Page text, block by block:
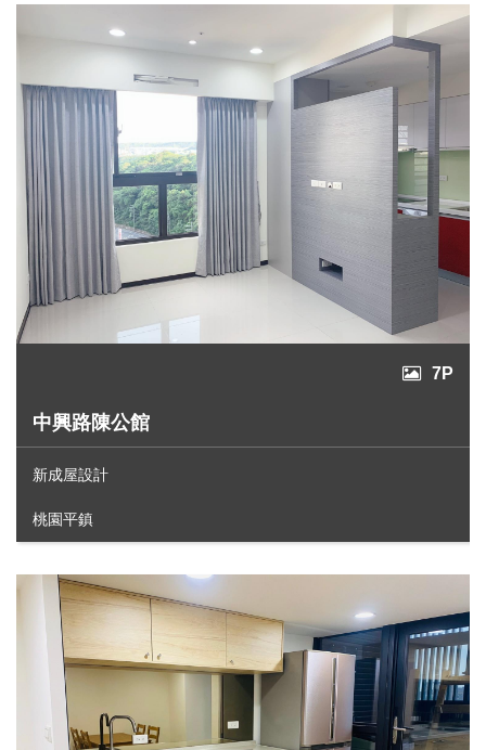
7P
中興路陳公館
新成屋設計
桃園平鎮